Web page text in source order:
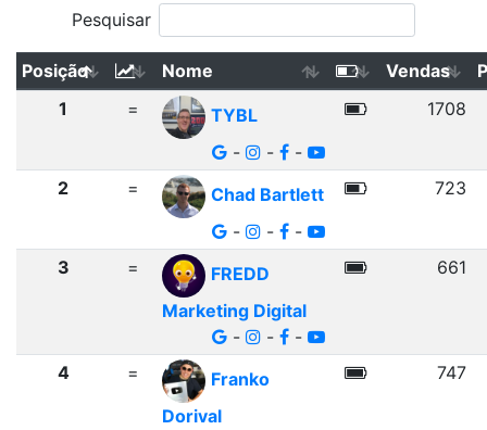
Pesquisar
Posição Nome Vendas
1
=
TYBL
-
- -
1708
2 =
Chad Bartlett
-
- -
723
3 =
FREDD
Marketing Digital
-
- -
661
4 =
Franko
Dorival
747